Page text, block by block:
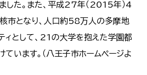
した。また、平成27年（2015年）4
市となり、人口約58万人の多摩地
ィとして、21の大学を抱えた学園都
ています。（八王子市ホームページよ